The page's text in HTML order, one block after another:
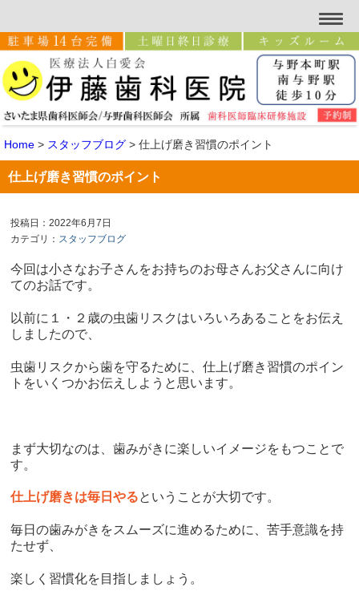
Home > スタッフブログ > 仕上げ磨き習慣のポイント
仕上げ磨き習慣のポイント
投稿日：2022年6月7日
カテゴリ： スタッフブログ
今回は小さなお子さんをお持ちのお母さんお父さんに向け
てのお話です。
以前に１・２歳の虫歯リスクはいろいろあることをお伝え
しましたので、
虫歯リスクから歯を守るために、仕上げ磨き習慣のポイン
トをいくつかお伝えしようと思います。
まず大切なのは、歯みがきに楽しいイメージをもつことで
す。
仕上げ磨きは毎日やるということが大切です。
毎日の歯みがきをスムーズに進めるために、苦手意識を持
たせず、
楽しく習慣化を目指しましょう。